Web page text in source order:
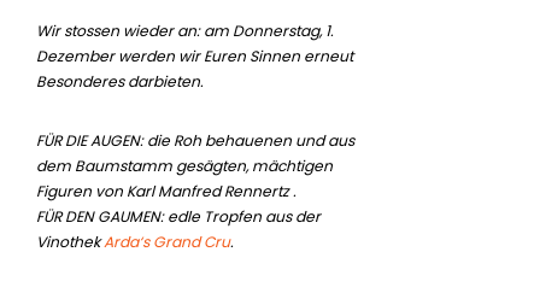
Wir stossen wieder an: am Donnerstag, 1.
Dezember werden wir Euren Sinnen erneut
Besonderes darbieten.
FÜR DIE AUGEN: die Roh behauenen und aus
dem Baumstamm gesägten, mächtigen
Figuren von Karl Manfred Rennertz .
FÜR DEN GAUMEN: edle Tropfen aus der
VinothekArda‘s Grand Cru.